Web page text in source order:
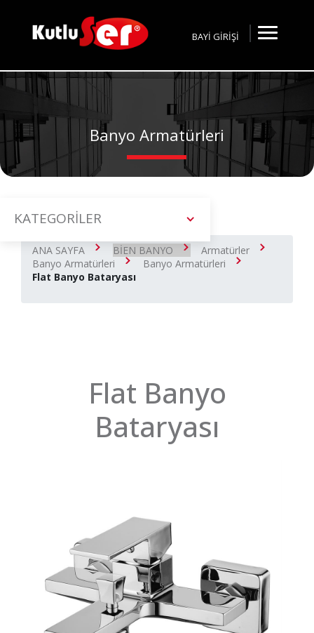
BAYİ GİRİŞİ
Banyo Armatürleri
KATEGORİLER
ANA SAYFA BİEN BANYO
Armatürler
Banyo Armatürleri
Banyo Armatürleri
Flat Banyo Bataryası
Flat Banyo
Bataryası